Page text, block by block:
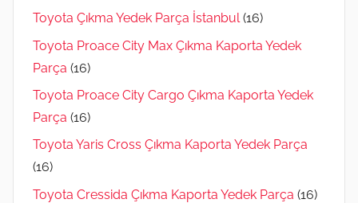
Toyota Çıkma Yedek Parça İstanbul (16)
Toyota Proace City Max Çıkma Kaporta Yedek
Parça (16)
Toyota Proace City Cargo Çıkma Kaporta Yedek
Parça (16)
Toyota Yaris Cross Çıkma Kaporta Yedek Parça
(16)
Toyota Cressida Çıkma Kaporta Yedek Parça (16)